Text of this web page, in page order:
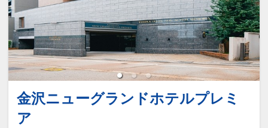
金沢ニューグランドホテルプレミ
ア